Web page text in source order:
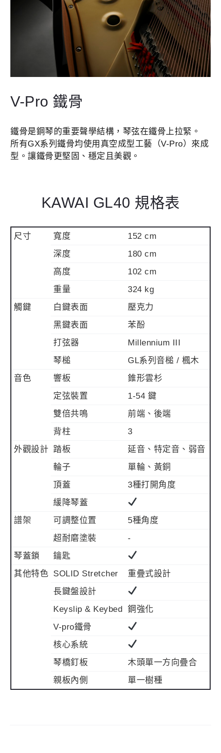
V-Pro 鐵骨
鐵骨是鋼琴的重要聲學結構，琴弦在鐵骨上拉緊。
所有GX系列鐵骨均使用真空成型工藝（V-Pro）來成
型。讓鐵骨更堅固、穩定且美觀。
KAWAI GL40 規格表
尺寸 寬度
152 cm
深度
180 cm
高度
102 cm
重量
324 kg
觸鍵
白鍵表面
壓克力
黑鍵表面
苯酚
打弦器
Millennium III
琴槌
GL系列音槌 / 楓木
音色
響板
錐形雲杉
定弦裝置
1-54 鍵
雙倍共鳴
前端、後端
背柱
3
外觀設計 踏板
延音、特定音、弱音
輪子
單輪、黃銅
頂蓋
3種打開角度
緩降琴蓋
譜架
可調整位置
5種角度
超耐磨塗裝
-
琴蓋鎖
鑰匙
其他特色 SOLID Stretcher
重疊式設計
長鍵盤設計
Keyslip & Keybed 鋼強化
V-pro鐵骨
核心系統
琴橋釘板
木頭單一方向疊合
親板內側
單一樹種